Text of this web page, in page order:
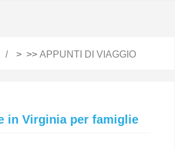
> >> APPUNTI DI VIAGGIO
in Virginia per famiglie